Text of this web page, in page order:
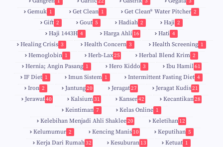
Gemuk 1 Get Clean 1 Get Clean® Water Pitcher 2
Gift 2 Gout 5 Hadiah 2 Haji 2
Haji 1443H 4 Harga Ahli 16 Hati 4
Healing Crisis 3 Health Concern 3 Health Screening 1
Hemoglobin 1 Herb-Lax25 Herbal Blend Krim 2
Hernia; Angin Pasang 1 Hero Kiddo 3 Ibu Hamil61
IF Diet 1 Imun Sistem 1 Intermittent Fasting Diet 4
Iron 2 Jantung20 Jeragat27 Jeragat Kudis21
Jerawat40 Kalsium31 Kanser42 Kecantikan28
Keintiman 7 Kelas Online 1
Kelebihan Menjadi Ahli Shaklee20 Keletihan 12
Kelumumur 2 Kencing Manis 10 Keputihan 5
Kerja Dari Rumah32 Kesuburan 13 Ketuat 1